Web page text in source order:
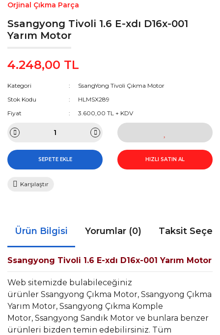
Orjinal Çıkma Parça
Ssangyong Tivoli 1.6 E-xdı D16x-001
Yarım Motor
4.248,00 TL
Kategori
SsangYong Tivoli Çıkma Motor
Stok Kodu
HLMSX289
Fiyat
3.600,00 TL + KDV
SEPETE EKLE HIZLI SATIN AL
Karşılaştır
Ürün Bilgisi Yorumlar (0) Taksit
Ssangyong Tivoli 1.6 E-xdı D16x-001 Yarım Motor
Web sitemizde bulabileceğiniz
ürünler Ssangyong Çıkma Motor, Ssangyong Çıkma
Yarım Motor, Ssangyong Çıkma Komple
Motor, Ssangyong Sandık Motor ve bunlara benzer
ürünleri bizden temin edebilirsiniz. Tüm